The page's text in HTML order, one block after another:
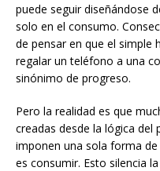
puede seguir diseñándose
solo en el consumo.
de pensar en que el simple
regalar un teléfono a una
sinónimo de progreso.
Pero la realidad es que
creadas desde la lógica del
imponen una sola forma
es consumir. Esto silencia